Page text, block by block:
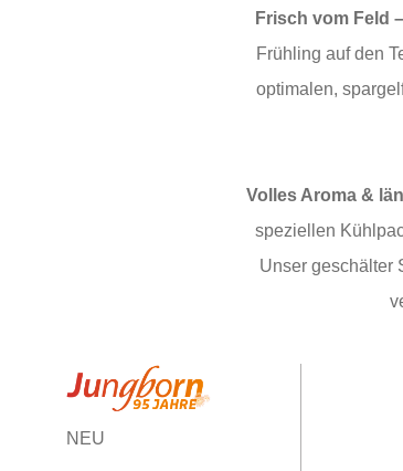
Frisch vom Feld
Frühling auf den
optimalen,
Volles Aroma &
speziellen
Unser geschälter
NEU